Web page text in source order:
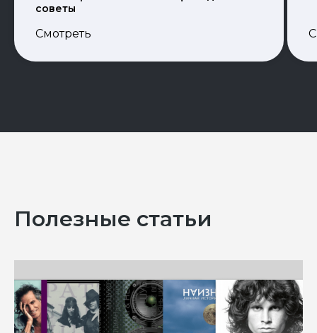
советы
Смотреть
Полезные статьи